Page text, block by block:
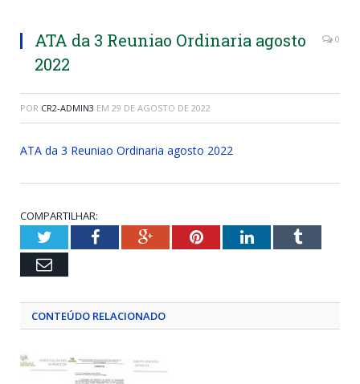
ATA da 3 Reuniao Ordinaria agosto
2022
0
POR CR2-ADMIN3 EM 29 DE AGOSTO DE 2022
ATA da 3 Reuniao Ordinaria agosto 2022
COMPARTILHAR:
TwitterFacebookGoogle+PinterestLinkedInTumblr
Email
CONTEÚDO RELACIONADO